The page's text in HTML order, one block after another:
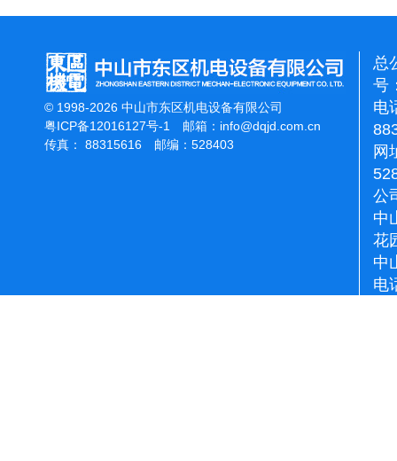
© 1998-2026 中山市东区机电设备有限公司
粤ICP备12016127号-1
邮箱： info@dqjd.com.cn
传真： 88315616 邮编：528403
总
号
电
网
公
中
花
中
电